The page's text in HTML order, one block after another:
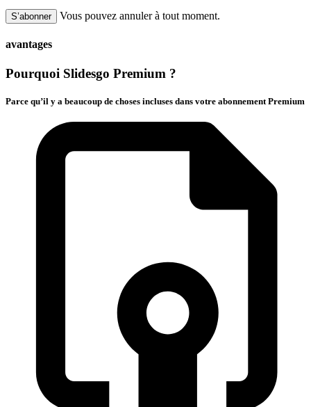
S’abonner Vous pouvez annuler à tout moment.
avantages
Pourquoi Slidesgo Premium ?
Parce qu’il y a beaucoup de choses incluses dans votre abonnement Premium